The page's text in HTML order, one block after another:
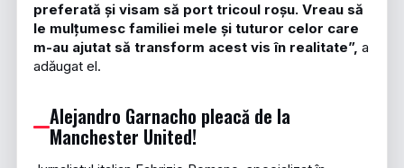
preferată și visam să port tricoul roșu. Vreau să
le mulțumesc familiei mele și tuturor celor care
m-au ajutat să transform acest vis în realitate”, a
adăugat el.
Alejandro Garnacho pleacă de la
Manchester United!